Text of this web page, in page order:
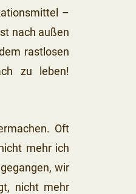
–
nach außen
rastlosen
zu leben!
Oft
mehr ich
wir
nicht mehr